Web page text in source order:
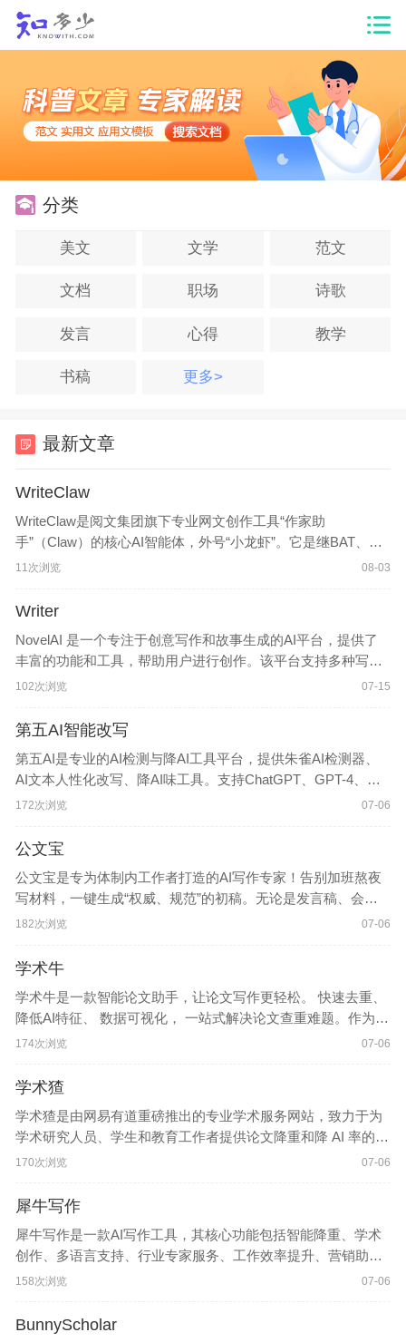
分类
美文 文学 范文
文档 职场 诗歌
发言 心得 教学
书稿 更多>
最新文章
WriteClaw
WriteClaw是阅文集团旗下专业网文创作工具“作家助
手”（Claw）的核心AI智能体，外号“小龙虾”。它是继BAT、字
节跳动等巨头布局内容创作AI之后，国内首个深度贴合网文创
11次浏览 08-03
Writer
NovelAI 是一个专注于创意写作和故事生成的AI平台，提供了
丰富的功能和工具，帮助用户进行创作。该平台支持多种写作
形式，包括小说、诗歌、故事创作等，并提供多种AI模型供用
102次浏览 07-15
第五AI智能改写
第五AI是专业的AI检测与降AI工具平台，提供朱雀AI检测器、
AI文本人性化改写、降AI味工具。支持ChatGPT、GPT-4、文
心一言等AI生成内容检测，一键将AI文本转换为自然人类写作
172次浏览 07-06
公文宝
公文宝是专为体制内工作者打造的AI写作专家！告别加班熬夜
写材料，一键生成“权威、规范”的初稿。无论是发言稿、会议
纪要、工作总结，还是通知公告、报告请示，输入主题，AI立
182次浏览 07-06
学术牛
学术牛是一款智能论文助手，让论文写作更轻松。 快速去重、
降低AI特征、 数据可视化， 一站式解决论文查重难题。作为一
款专业的智能论文助手，聚焦论文写作全流程中的核心痛点，
174次浏览 07-06
学术猹
学术猹是由网易有道重磅推出的专业学术服务网站，致力于为
学术研究人员、学生和教育工作者提供论文降重和降 AI 率的权
威解决方案。学术猹官网网页版入口网址：
170次浏览 07-06
犀牛写作
犀牛写作是一款AI写作工具，其核心功能包括智能降重、学术
创作、多语言支持、行业专家服务、工作效率提升、营销助手
以及多语言与跨平台支持等。其优势在于高效处理、个性化推
158次浏览 07-06
BunnyScholar